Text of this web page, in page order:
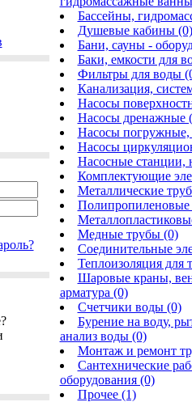
Бассейны,
Душевые кабины (0)
Бани, сауны -
Баки, емкости для
Фильтры для воды
Канализация,
Насосы
Насосы дренажные
Насосы
Насосы
Насосные станции,
Комплектующие
Металлические
Полипропиленовые
Медные трубы (0)
Соединительные
Теплоизоляция для
Шаровые краны,
арматура (0)
Счетчики воды (0)
Бурение на воду,
анализ воды (0)
Монтаж и ремонт
Сантехнические
оборудования (0)
Прочее (1)